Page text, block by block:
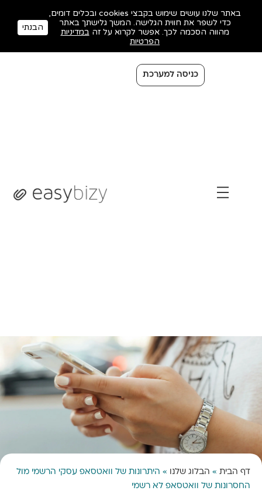
כניסה למערכת
דף הבית » הבלוג שלנו » היתרונות של וואטסאפ עסקי הרשמי מול
החסרונות של וואטסאפ לא רשמי
באתר שלנו עושים שימוש בקבצי cookies ובכלים דומים,
כדי לשפר את חווית הגלישה. המשך גלישתך באתר
מהווה הסכמה לכך. אפשר לקרוא על זהבמדיניות
הפרטיות
הבנתי